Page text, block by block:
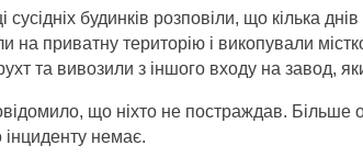
будинків розповіли, що кілька
на приватну територію і викопували
та вивозили з іншого входу на завод,
що ніхто не постраждав. Більше
інциденту немає.